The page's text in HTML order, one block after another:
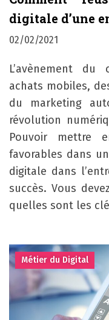
digitale d’une
02/02/2021
L’avènement du
achats mobiles,
du marketing
révolution
Pouvoir mettre
favorables dans
digitale dans
succès. Vous
quelles sont les
Métier du Digital